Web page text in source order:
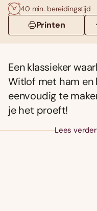
40 min. bereidingstijd
Printen
Een klassieker
Witlof met ham en
eenvoudig te
je het proeft!
Lees